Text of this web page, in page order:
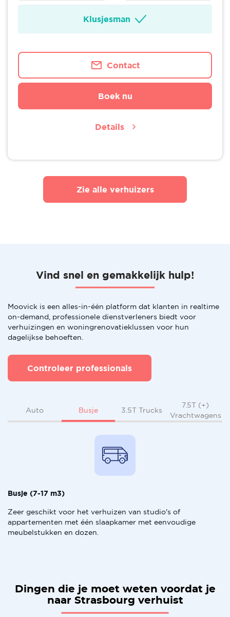
Klusjesman
Contact
Boek nu
Details
Zie alle verhuizers
Vind snel en gemakkelijk hulp!
Moovick is een alles-in-één platform dat klanten in realtime
on-demand, professionele dienstverleners biedt voor
verhuizingen en woningrenovatieklussen voor hun
dagelijkse behoeften.
Controleer professionals
Auto Busje 3.5T Trucks
7.5T (+)
Vrachtwagens
Busje (7-17 m3)
Zeer geschikt voor het verhuizen van studio's of
appartementen met één slaapkamer met eenvoudige
meubelstukken en dozen.
Dingen die je moet weten voordat je
naar Strasbourg verhuist